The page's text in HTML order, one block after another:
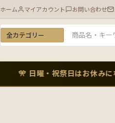
ホーム マイアカウント お問い合わせ
カテゴリー
キーワード
🎌 日曜・祝祭日はお休みにな